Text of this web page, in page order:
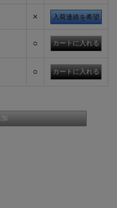
× 入荷連絡を希望
○
○